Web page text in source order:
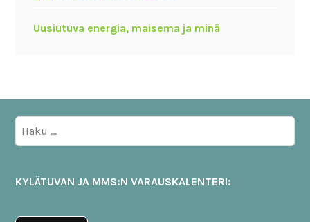
Uusiutuva energia, maisema ja minä
Haku:
KYLÄTUVAN JA MMS:N VARAUSKALENTERI: